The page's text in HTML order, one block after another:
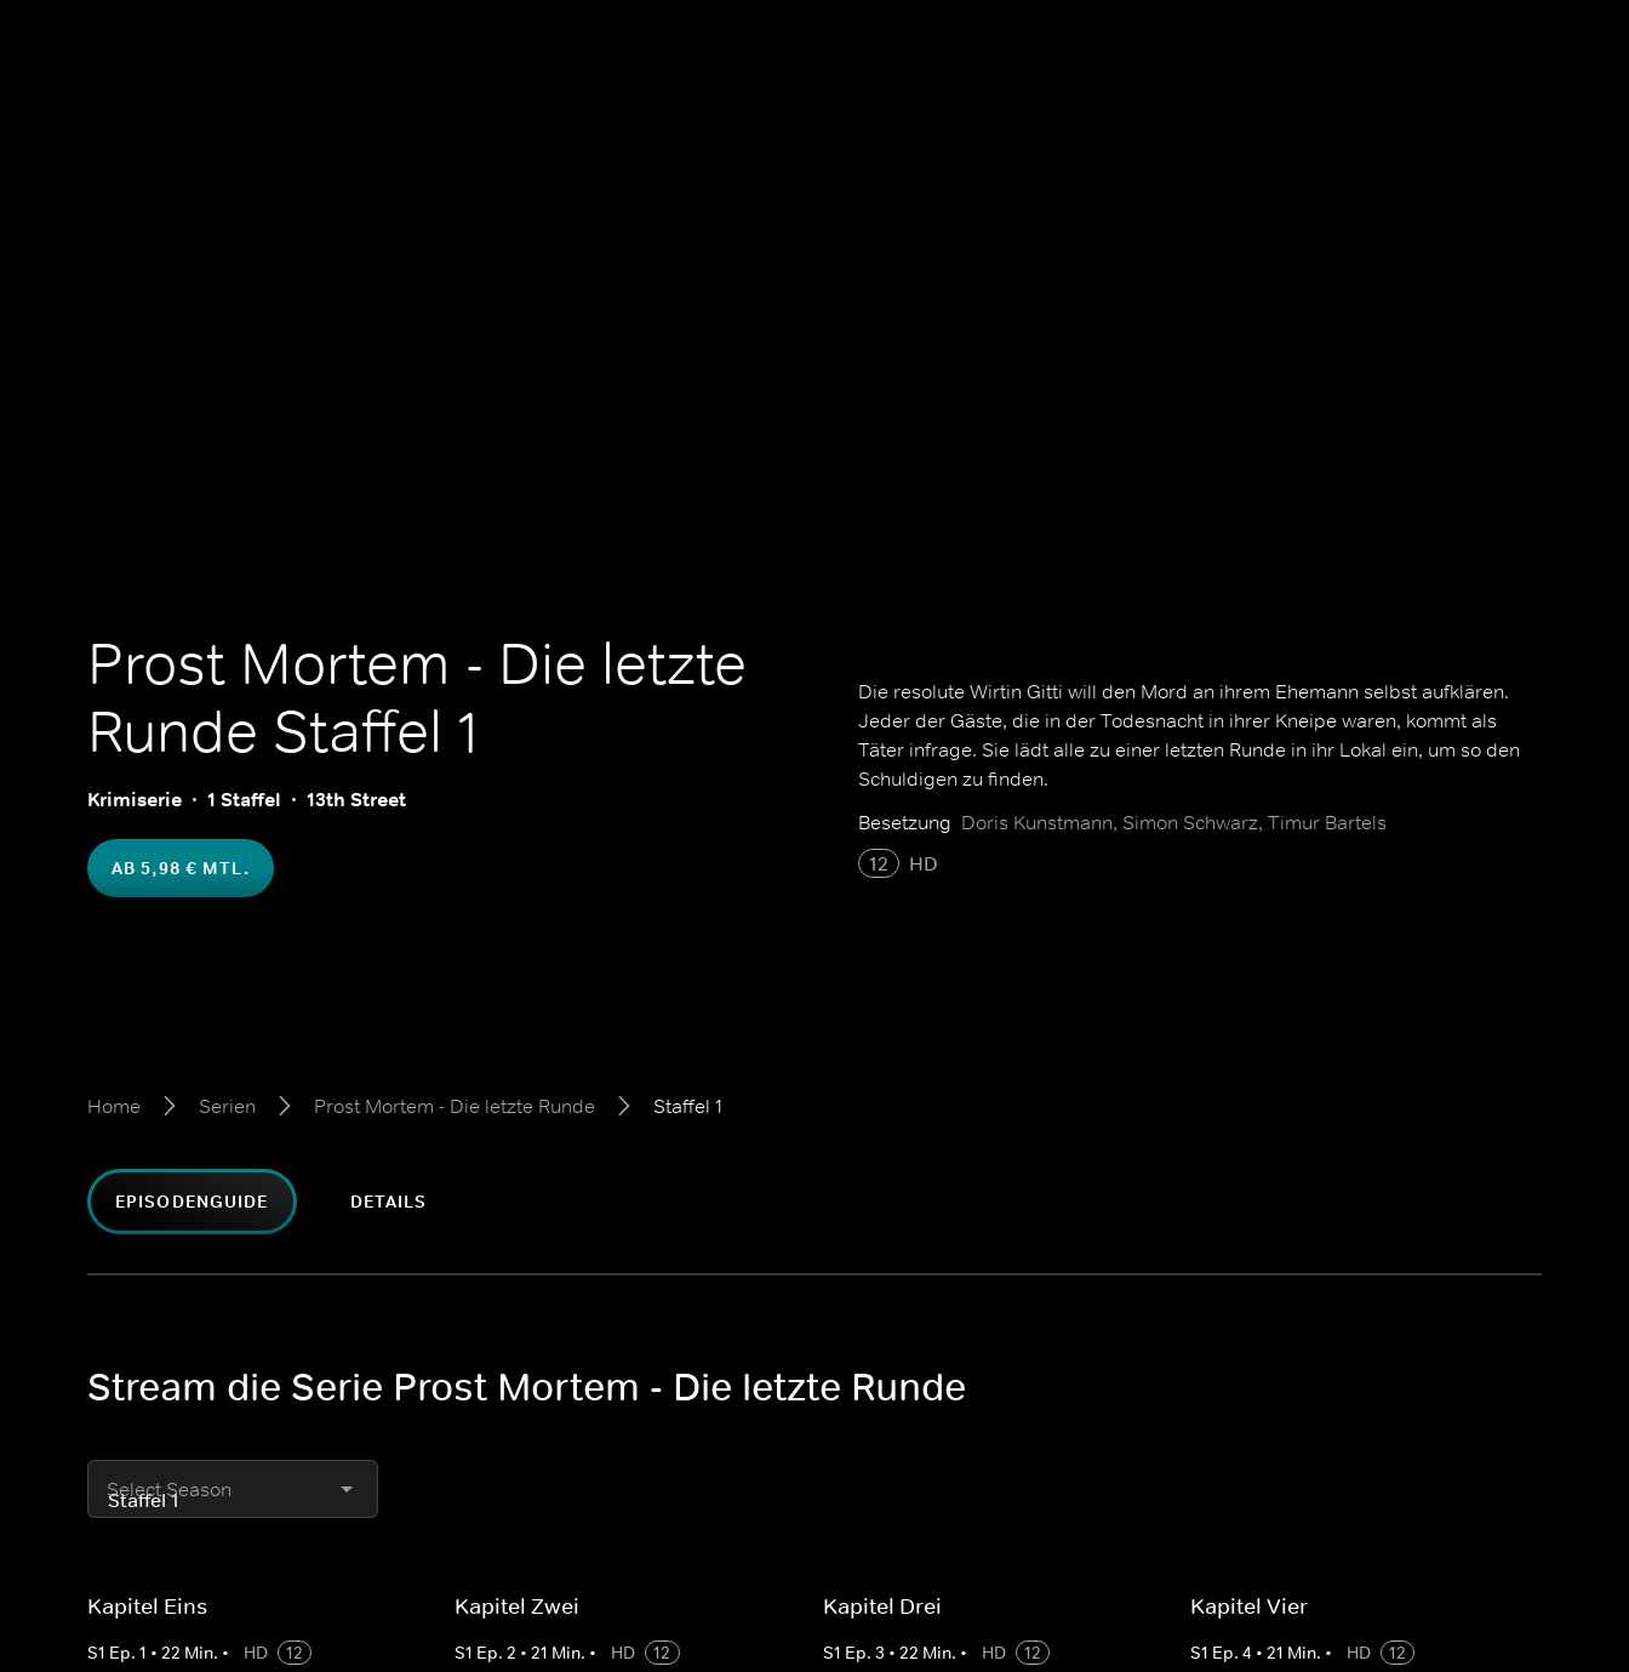
Prost Mortem - Die letzte
Runde Staffel 1
Krimiserie 1 Staffel 13th Street
AB 5,98 € MTL.
Die resolute Wirtin Gitti will den Mord an ihrem Ehemann selbst aufklären.
Jeder der Gäste, die in der Todesnacht in ihrer Kneipe waren, kommt als
Täter infrage. Sie lädt alle zu einer letzten Runde in ihr Lokal ein, um so den
Schuldigen zu finden.
Besetzung Doris Kunstmann, Simon Schwarz, Timur Bartels
12
HD
Home Serien Prost Mortem - Die letzte Runde Staffel 1
EPISODENGUIDE DETAILS
Stream die Serie Prost Mortem - Die letzte Runde
Select Season
Kapitel Eins
S1 Ep. 1 • 22 Min. • HD
12
Kapitel Zwei
S1 Ep.2 •21 Min. • HD
12
Kapitel Drei
S1 Ep. 3 • 22 Min. • HD
12
Kapitel Vier
S1 Ep. 4 • 21 Min. • HD
12